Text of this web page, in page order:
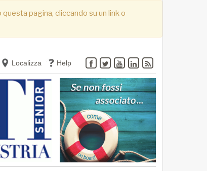
pagina, cliccando su un link o
Localizza Help